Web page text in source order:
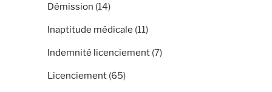
Démission (14)
Inaptitude médicale (11)
Indemnité licenciement (7)
Licenciement (65)